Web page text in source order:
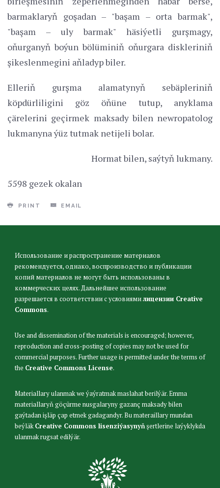
barmaklaryň goşadan – "başam – orta barmak",
"başam – uly barmak" häsiýetli gurşmagy,
oňurganyň boýun bölüminiň oňurgara diskleriniň
şikeslenmegini aňladyp biler.
Elleriň gurşma alamatynyň sebäpleriniň
köpdürliligini göz öňüne tutup, anyklama
çärelerini geçirmek maksady bilen newropatolog
lukmanyna ýüz tutmak netijeli bolar.
Hormat bilen, saýtyň lukmany.
5598 gezek okalan
PRINT EMAIL
Использование и распространение материалов
рекомендуется, однако, воспроизводство и публикации
копий материалов не могут быть использованы в
коммерческих целях. Дальнейшее использование
разрешается в соответствии с условиямилицензии Creative
Commons.
Use and dissemination of the materials is encouraged; however,
reproduction and cross-posting of copies may not be used for
commercial purposes. Further usage is permitted under the terms of
the Creative Commons License.
Materiallary ulanmak we ýaýratmak maslahat berilýär. Emma
materiallaryň göçürme nusgalaryny gazanç maksady bilen
gaýtadan işläp çap etmek gadagandyr. Bu materaillary mundan
beýläkCreative Commons lisenziýasynyňşertlerine laýyklykda
ulanmak rugsat edilýär.